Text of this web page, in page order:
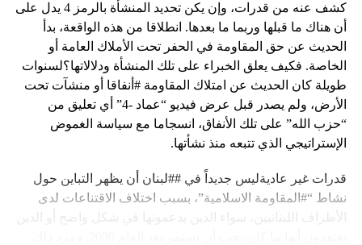
كشف عنه من قدرات، وإن يكن تحديد المنشأة بالرمز 4 يدل على
أن هناك ما قبلها وربما ما بعدها. انطلاقا من هذه الواقعة، بدأ
الحديث عن حق المقاومة في الحفر تحت الأملاك العامة أو
الخاصة. فكيف يعلق الخبراء على تلك المنشأة ودلالاتها؟لسنوات
طويلة كان الحديث عن امتلاك المقاومة #أنفاقا أو منشآت تحت
الأرض، ولم يصدر قبل عرض فيديو “عماد -4” أي تعليق من
“حزب الله” على تلك الأنفاق، انسجاما مع سياسة الغموض
الإستراتيجي الذي تتبعه منذ نشأتها.
قدرات غير عاديةليس جديداً في ##لبنان أن يظهر التباين حول
نشاط “#المقاومة الاسلامية”، بسبب اختلاف الاقتناعات لدى
الأطراف اللبنانيين، سواء الذين يدعمونها في شكل واضح أو الذين